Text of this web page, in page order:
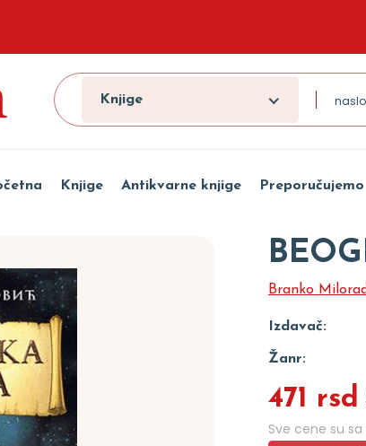
Knjige
Knjige Antikvarne knjige Preporučujemo
Branko
Izdavač:
Žanr:
471 rsd
Sve cene su